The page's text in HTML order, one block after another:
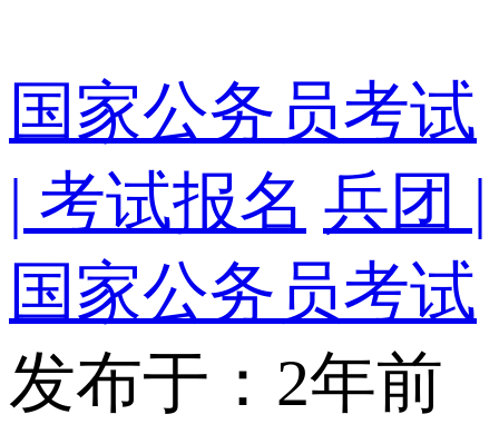
国家公务员考试
| 考试报名 兵团 |
国家公务员考试
发布于：2年前